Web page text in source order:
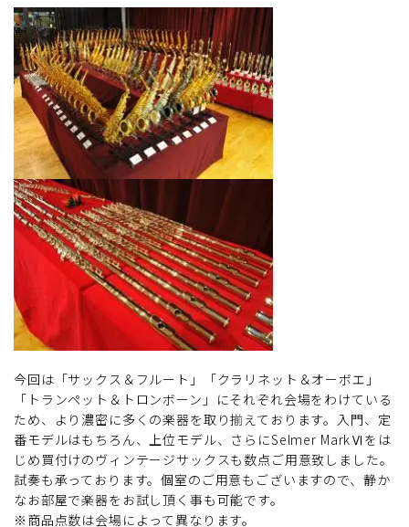
今回は「サックス＆フルート」「クラリネット＆オーボエ」
「トランペット＆トロンボーン」にそれぞれ会場をわけている
ため、より濃密に多くの楽器を取り揃えております。入門、定
番モデルはもちろん、上位モデル、さらにSelmer MarkⅥをは
じめ買付けのヴィンテージサックスも数点ご用意致しました。
試奏も承っております。個室のご用意もございますので、静か
なお部屋で楽器をお試し頂く事も可能です。
※商品点数は会場によって異なります。